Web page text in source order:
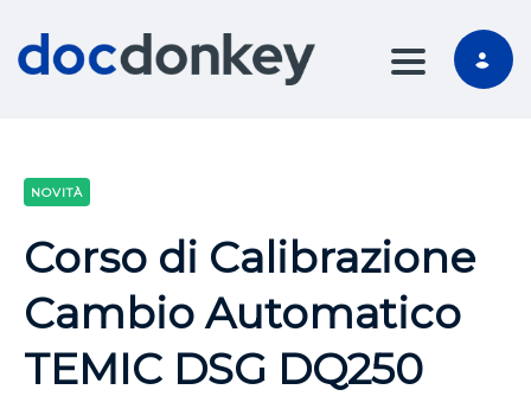
TOGGLE
NOVITÀ
Corso di Calibrazione
Cambio Automatico
TEMIC DSG DQ250